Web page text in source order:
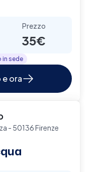
Prezzo
35€
in sede
ora
- 50136 Firenze